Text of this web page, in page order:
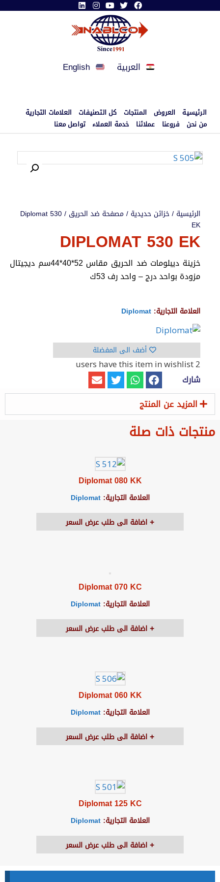
العربية English
الرئيسية العروض المنتجات كل التصنيفات
العلامات التجارية
من نحن فروعنا عملائنا خدمة العملاء تواصل معنا
الرئيسية /خزائن حديدية /مصفحة ضد الحريق / Diplomat 530
EK
DIPLOMAT 530 EK
خزينة ديبلومات ضد الحريق مقاس 52*40*44سم ديجيتال
مزودة بواحد درج – واحد رف 53ك
العلامة التجارية: Diplomat
أضف الى المفضلة
2 users
have this item in wishlist
شارك
المزيد عن المنتج
منتجات ذات صلة
Diplomat 080 KK
العلامة التجارية:Diplomat
اضافة الى طلب عرض السعر
Diplomat 070 KC
العلامة التجارية:Diplomat
اضافة الى طلب عرض السعر
Diplomat 060 KK
العلامة التجارية:Diplomat
اضافة الى طلب عرض السعر
Diplomat 125 KC
العلامة التجارية:Diplomat
اضافة الى طلب عرض السعر